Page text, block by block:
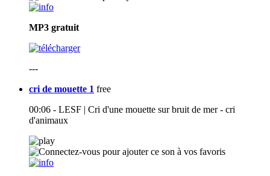
MP3 gratuit
---
cri de mouette 1 free
00:06 - LESF | Cri d'une mouette sur bruit de mer - cri
d'animaux